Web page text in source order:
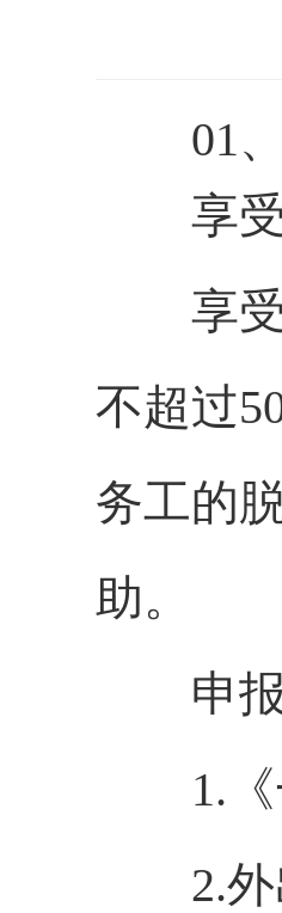
01、
享受
享受
不超过
务工的
助。
申报
1.《
2.外